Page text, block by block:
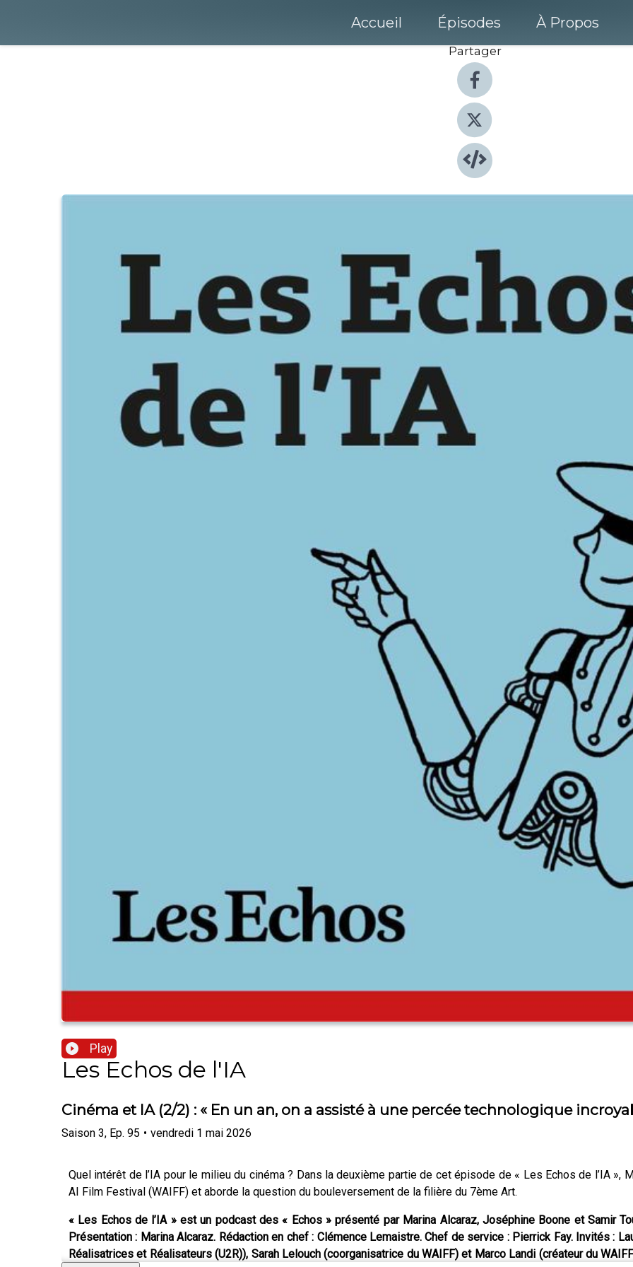
Accueil Épisodes À Propos
Partager
Play
Les Echos de l'IA
Cinéma et IA (2/2) : « En un an, on a assisté à une percée technologique
Saison 3, Ep. 95 • vendredi 1 mai 2026
Quel intérêt de l’IA pour le milieu du cinéma ? Dans la deuxième partie de cet épisode de « Les Echos de l’IA »,
AI Film Festival (WAIFF) et aborde la question du bouleversement de la filière du 7ème Art.
« Les Echos de l’IA » est un podcast des « Echos » présenté par Marina Alcaraz, Joséphine Boone et Samir
Présentation : Marina Alcaraz. Rédaction en chef : Clémence Lemaistre. Chef de service : Pierrick Fay. Invités :
Réalisatrices et Réalisateurs (U2R)), Sarah Lelouch (coorganisatrice du WAIFF) et Marco Landi (créateur du